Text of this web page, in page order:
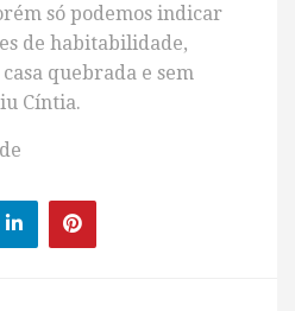
só podemos indicar
de habitabilidade,
quebrada e sem
Cíntia.